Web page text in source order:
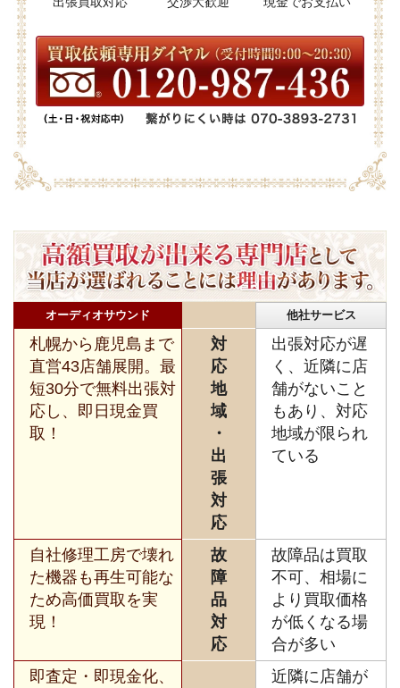
オーディオサウンド 他社サービス
札幌から鹿児島まで
直営43店舗展開。最
短30分で無料出張対
応し、即日現金買
取！
対
応
地
域
・
出
張
対
応
出張対応が遅
く、近隣に店
舗がないこと
もあり、対応
地域が限られ
ている
自社修理工房で壊れ
た機器も再生可能な
ため高価買取を実
現！
故
障
品
対
応
故障品は買取
不可、相場に
より買取価格
が低くなる場
合が多い
即査定・即現金化、
近隣に店舗が